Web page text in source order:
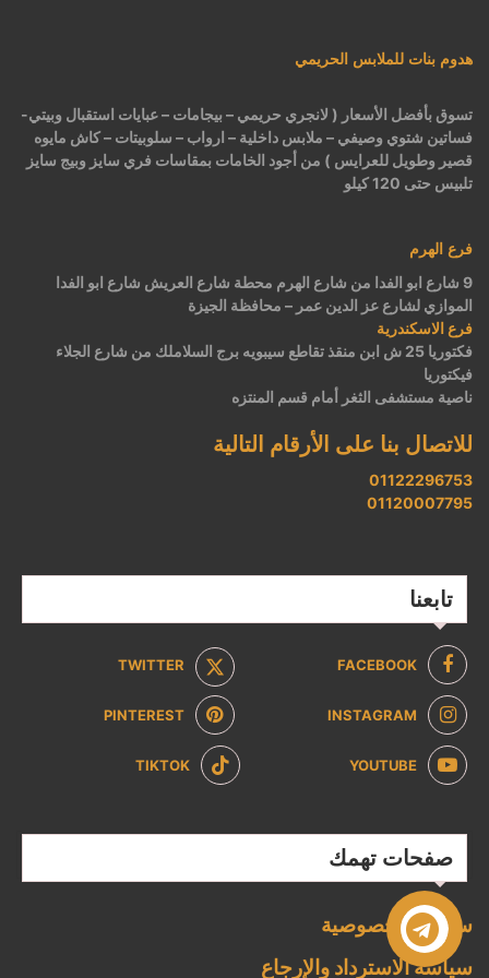
هدوم بنات للملابس الحريمي
تسوق بأفضل الأسعار ( لانجري حريمي – بيجامات – عبايات استقبال وبيتي-
فساتين شتوي وصيفي – ملابس داخلية – ارواب – سلوبيتات – كاش مايوه
قصير وطويل للعرايس ) من أجود الخامات بمقاسات فري سايز وبيج سايز
تلبيس حتى 120 كيلو
فرع الهرم
9 شارع ابو الفدا من شارع الهرم محطة شارع العريش شارع ابو الفدا
الموازي لشارع عز الدين عمر – محافظة الجيزة
فرع الاسكندرية
فكتوريا 25 ش ابن منقذ تقاطع سيبويه برج السلاملك من شارع الجلاء
فيكتوريا
ناصية مستشفى الثغر أمام قسم المنتزه
للاتصال بنا على الأرقام التالية
01122296753
01120007795
تابعنا
FACEBOOK
TWITTER
INSTAGRAM
PINTEREST
YOUTUBE
TIKTOK
صفحات تهمك
سياسة الخصوصية
سياسة الاسترداد والإرجاع